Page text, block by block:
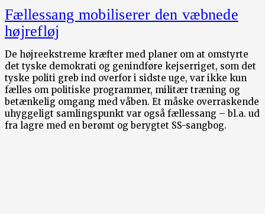
Fællessang mobiliserer den væbnede
højrefløj
De højreekstreme kræfter med planer om at omstyrte
det tyske demokrati og genindføre kejserriget, som det
tyske politi greb ind overfor i sidste uge, var ikke kun
fælles om politiske programmer, militær træning og
betænkelig omgang med våben. Et måske overraskende
uhyggeligt samlingspunkt var også fællessang – bl.a. ud
fra lagre med en berømt og berygtet SS-sangbog.